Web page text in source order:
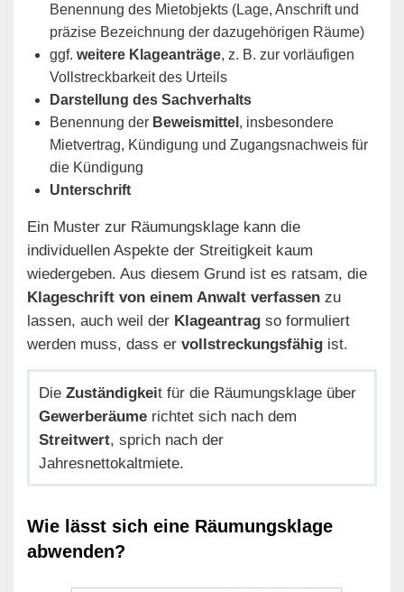
Benennung des Mietobjekts (Lage, Anschrift und
präzise Bezeichnung der dazugehörigen Räume)
ggf. weitere Klageanträge, z. B. zur vorläufigen
Vollstreckbarkeit des Urteils
Darstellung des Sachverhalts
Benennung der Beweismittel , insbesondere
Mietvertrag, Kündigung und Zugangsnachweis für
die Kündigung
Unterschrift
Ein Muster zur Räumungsklage kann die
individuellen Aspekte der Streitigkeit kaum
wiedergeben. Aus diesem Grund ist es ratsam, die
Klageschrift von einem Anwalt verfassen zu
lassen, auch weil der Klageantrag so formuliert
werden muss, dass er vollstreckungsfähig ist.
Die Zuständigkeit für die Räumungsklage über
Gewerberäume richtet sich nach dem
Streitwert , sprich nach der
Jahresnettokaltmiete.
Wie lässt sich eine Räumungsklage
abwenden?